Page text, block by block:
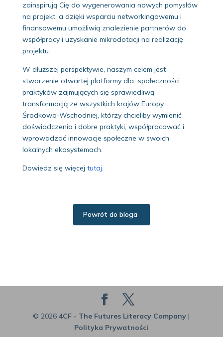
zainspirują Cię do wygenerowania nowych pomysłów
na projekt, a dzięki wsparciu networkingowemu i
finansowemu umożliwią znalezienie partnerów do
współpracy i uzyskanie mikrodotacji na realizację
projektu.
W dłuższej perspektywie, naszym celem jest
stworzenie otwartej platformy dla społeczności
praktyków zajmujących się sprawiedliwą
transformacją ze wszystkich krajów Europy
Środkowo-Wschodniej, którzy chcieliby wymienić
doświadczenia i dobre praktyki, współpracować i
wprowadzać innowacje społeczne w swoich
lokalnych ekosystemach.
Dowiedz się więcej tutaj.
Powrót do bloga
© 2026 4CF - The Futures Literacy Company|
Polityka Prywatności